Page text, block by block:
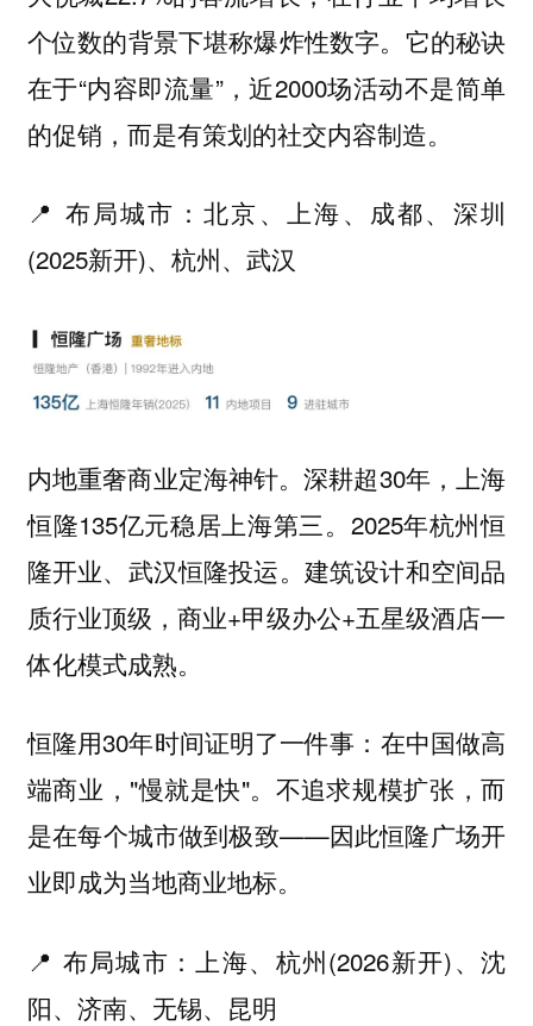
个位数的背景下堪称爆炸性数字。它的秘诀
在于“内容即流量”，近2000场活动不是简单
的促销，而是有策划的社交内容制造。
📍 布局城市：北京、上海、成都、深圳
(2025新开)、杭州、武汉
内地重奢商业定海神针。深耕超30年，上海
恒隆135亿元稳居上海第三。2025年杭州恒
隆开业、武汉恒隆投运。建筑设计和空间品
质行业顶级，商业+甲级办公+五星级酒店一
体化模式成熟。
恒隆用30年时间证明了一件事：在中国做高
端商业，"慢就是快"。不追求规模扩张，而
是在每个城市做到极致——因此恒隆广场开
业即成为当地商业地标。
📍 布局城市：上海、杭州(2026新开)、沈
阳、济南、无锡、昆明